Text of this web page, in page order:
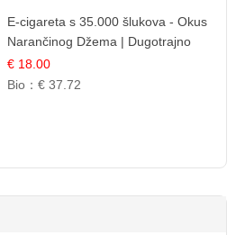
E-cigareta s 35.000 šlukova - Okus
Narančinog Džema | Dugotrajno
Iskustvo
€ 18.00
Bio：€ 37.72